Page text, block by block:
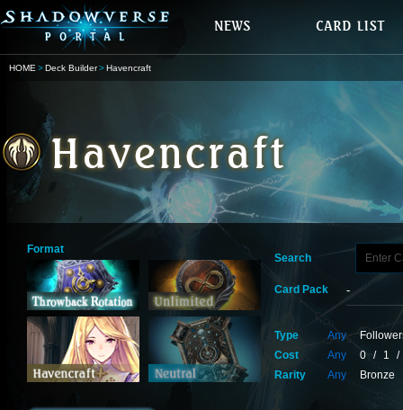
HOME Deck Builder Havencraft
Format
Search
Card Pack
Type Any
Cost
Any 0 / 1
/
Rarity
Any Bronze